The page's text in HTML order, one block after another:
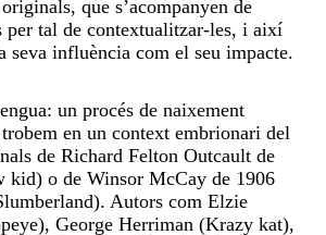
que s’acompanyen de
per tal de contextualitzar-les, i així
seva influència com el seu impacte.
un procés de naixement
en un context embrionari del
de Richard Felton Outcault de
kid) o de Winsor McCay de 1906
Autors com Elzie
George Herriman (Krazy kat),